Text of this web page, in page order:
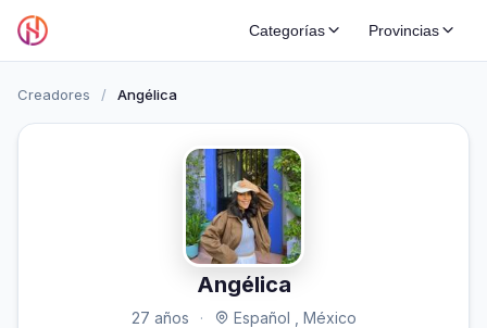
Categorías Provincias
Creadores / Angélica
Angélica
27 años · Español , México